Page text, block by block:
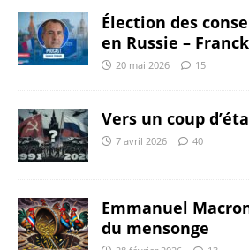
Élection des
en Russie –
20 mai 2026 15
Vers un coup
7 avril 2026 40
Emmanuel
du mensonge